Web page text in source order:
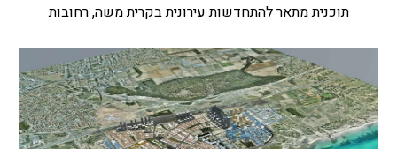
תוכנית מתאר להתחדשות עירונית בקרית משה, רחובות